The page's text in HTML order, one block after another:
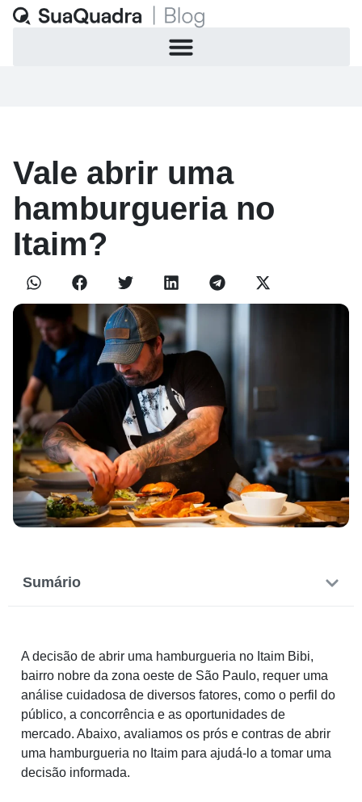
Vale abrir uma
hamburgueria no
Itaim?
Sumário
A decisão de abrir uma hamburgueria no Itaim Bibi,
bairro nobre da zona oeste de São Paulo, requer uma
análise cuidadosa de diversos fatores, como o perfil do
público, a concorrência e as oportunidades de
mercado. Abaixo, avaliamos os prós e contras de abrir
uma hamburgueria no Itaim para ajudá-lo a tomar uma
decisão informada.